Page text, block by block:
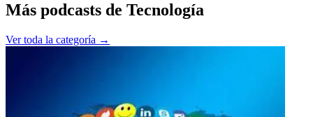
Más podcasts de Tecnología
Ver toda la categoría →